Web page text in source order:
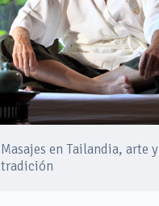
Masajes en Tailandia, arte y
tradición